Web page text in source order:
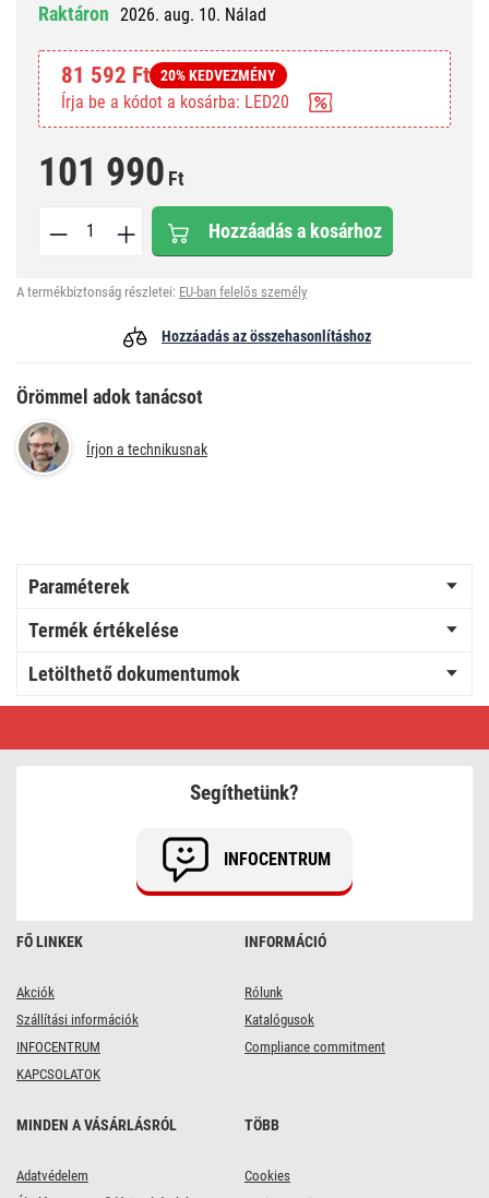
Raktáron 2026. aug. 10. Nálad
81 592 Ft 20% KEDVEZMÉNY
Írja be a kódot a kosárba: LED20
101 990 Ft
Hozzáadás a kosárhoz
A termékbiztonság részletei: EU-ban felelős személy
Hozzáadás az összehasonlításhoz
Örömmel adok tanácsot
Írjon a technikusnak
Paraméterek
Termék értékelése
Letölthető dokumentumok
LED
FŐ LINKEK
Akciók
Szállítási információk
INFOCENTRUM
KAPCSOLATOK
INFORMÁCIÓ
Rólunk
Katalógusok
Compliance commitment
MINDEN A VÁSÁRLÁSRÓL
Adatvédelem
TÖBB
Cookies
Segíthetünk?
INFOCENTRUM